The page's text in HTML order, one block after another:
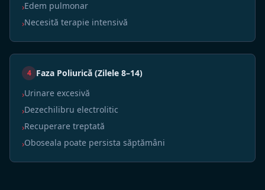
›Edem pulmonar
›Necesită terapie intensivă
4 Faza Poliurică (Zilele 8–14)
›Urinare excesivă
›Dezechilibru electrolitic
›Recuperare treptată
›Oboseala poate persista săptămâni